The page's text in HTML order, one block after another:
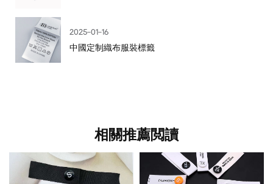
2025-01-16
中國定制織布服裝標籤
相關推薦閲讀